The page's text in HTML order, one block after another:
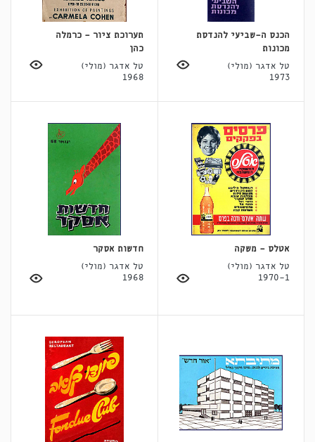
הכנס ה-שביעי להנדסת
מכונות
טל אדגר (מולי)
1973
תערוכת ציור - כרמלה
כהן
טל אדגר (מולי)
1968
אטלס - משקה
טל אדגר (מולי)
1970-1
חדשות אסקר
טל אדגר (מולי)
1968